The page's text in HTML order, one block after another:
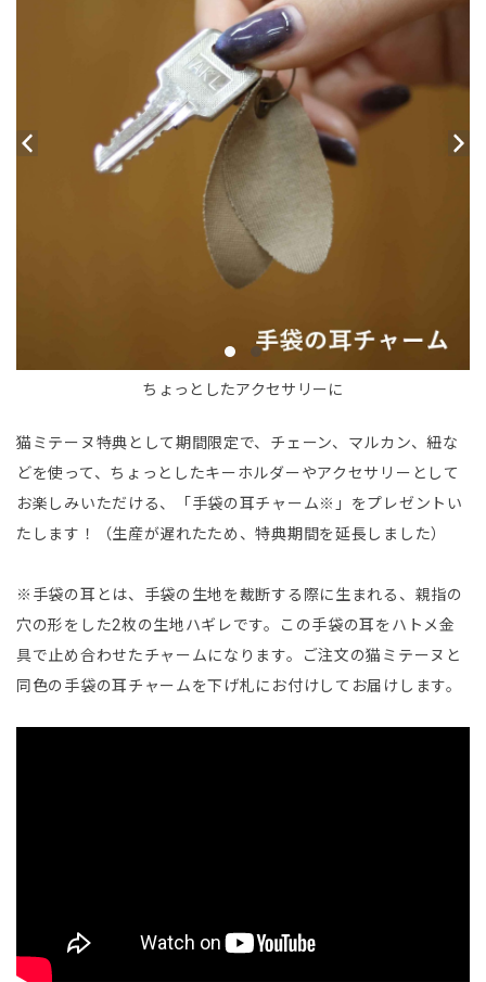
ちょっとしたアクセサリーに
猫ミテーヌ特典として期間限定で、チェーン、マルカン、紐な
どを使って、ちょっとしたキーホルダーやアクセサリーとして
お楽しみいただける、「手袋の耳チャーム※」をプレゼントい
たします！（生産が遅れたため、特典期間を延長しました）
※手袋の耳とは、手袋の生地を裁断する際に生まれる、親指の
穴の形をした2枚の生地ハギレです。この手袋の耳をハトメ金
具で止め合わせたチャームになります。ご注文の猫ミテーヌと
同色の手袋の耳チャームを下げ札にお付けしてお届けします。